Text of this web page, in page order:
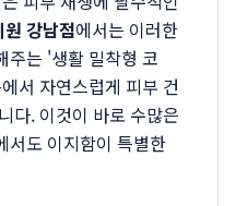
강남점에서는 이러한
주는 '생활 밀착형 코
서 자연스럽게 피부 건
다. 이것이 바로 수많은
서도 이지함이 특별한